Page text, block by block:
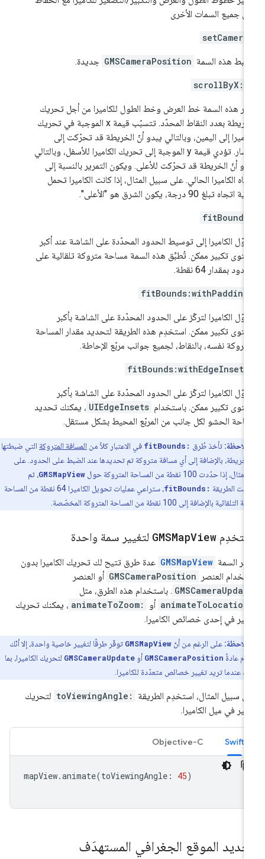
جميع السمات الأخرى
هذه السمة GMSCameraPosition جديدة.
هذه السمة خط العرض وخط الطول للكاميرا من أجل تحريك
الخريطة بعدد النقاط المحدّد. تتسبّب قيمة x الموجبة في تحريك
إلى اليمين، وبالتالي يبدو أنّ الخريطة قد تحرّكت إلى
اليسار. تؤدي قيمة y الموجبة إلى تحريك الكاميرا للأسفل، وبالتالي
أنّ الخريطة قد تحرّكت للأعلى. ويكون التمرير بالنسبة إلى
الكاميرا الحالي. على سبيل المثال، إذا كانت الكاميرا تحمل
اتجاه تبلغ 90 درجة، يكون الشرق هو "الأعلى".
الكاميرا إلى توسيط الحدود المحدّدة على الشاشة عند أكبر
تكبير ممكن. تُطبِّق هذه السمة مساحة متروكة تلقائية على
بمقدار 64 نقطة.
الكاميرا لتركّز على الحدود المحدّدة على الشاشة بأكبر
تكبير ممكن. استخدِم هذه الطريقة لتحديد مقدار المساحة
نفسه، بالنقاط، لجميع جوانب مربّع الإحاطة.
الكاميرا لتركّز على الحدود المحدّدة على الشاشة بأكبر
تكبير ممكن. باستخدام UIEdgeInsets ، يمكنك تحديد
الحشو لكل جانب من المربّع المحيط بشكل مستقل.
ملاحظة:تأخذ طُرقfitBounds:في الاعتبار كلاً منالمسافة المتروكةالتي ضبطتها
بالإضافة إلى أي مسافة متروكة تم تحديدها عند الضبط على الحدود. على
إذا حدّدت 100 نقطة من المساحة المتروكة حول
GMSMapView، ثم
الطريقةfitBounds:
، ستراعي عمليات تحويل الكاميرا 64 نقطة من المساحة
بالإضافة إلى 100 نقطة من المساحة المتروكة المخصّصة.
GMSMapView لتغيير سمة واحدة
السمة GMSMapView عدة طرق تتيح لك تحريك الكاميرا بدون
العنصر GMSCameraPosition أو العنصر
. باستخدام هذه الطرق، مثل
أو animateToZoom: ، يمكنك تحريك
في إحدى خصائص الكاميرا.
ملاحظة:على الرغم من أنّGMSMapViewتوفّر طرقًا لتغيير خاصية واحدة، إلا أنّك
عادةًGMSCameraPositionأوGMSCameraUpdateلتحريك الكاميرا، بما
عندما تريد تغيير خصائص متعدّدة للكاميرا.
سبيل المثال، استخدِم الطريقة toViewingAngle: لتحريك
في ميل الكاميرا.
Swift
Objective-C
mapView.animate(toViewingAngle:
الموقع الجغرافي المستهدَف